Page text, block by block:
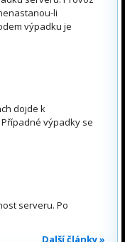
li
výpadku je
dojde k
výpadky se
serveru. Po
Další články »